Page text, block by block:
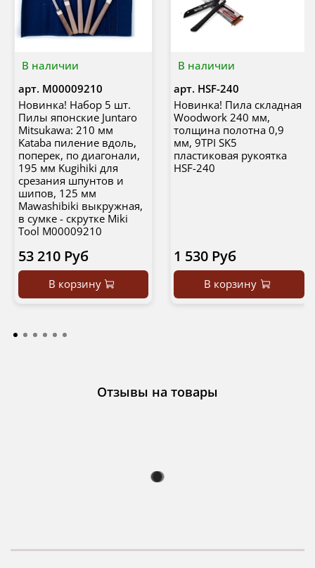
В наличии
арт. М00009210
Новинка! Набор 5 шт.
Пилы японские Juntaro
Mitsukawa: 210 мм
Kataba пиление вдоль,
поперек, по диагонали,
195 мм Kugihiki для
срезания шпунтов и
шипов, 125 мм
Mawashibiki выкружная,
в сумке - скрутке Miki
Tool М00009210
53 210 Руб
В корзину
В наличии
арт. HSF-240
Новинка! Пила складная
Woodwork 240 мм,
толщина полотна 0,9
мм, 9TPI SK5
пластиковая рукоятка
HSF-240
1 530 Руб
В корзину
Отзывы на товары